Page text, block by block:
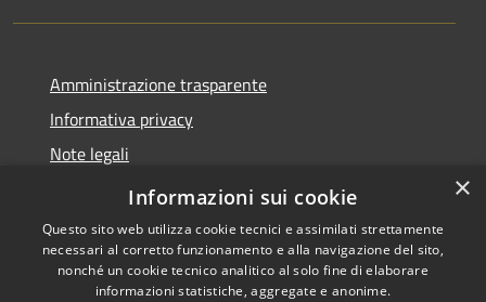
Amministrazione trasparente
Informativa privacy
Note legali
Dichiarazione di accessibilità
Copyright © 2026 • Comune di
×
Informazioni sui cookie
Questo sito web utilizza cookie tecnici e assimilati strettamente
necessari al corretto funzionamento e alla navigazione del sito,
nonché un cookie tecnico analitico al solo fine di elaborare
informazioni statistiche, aggregate e anonime.